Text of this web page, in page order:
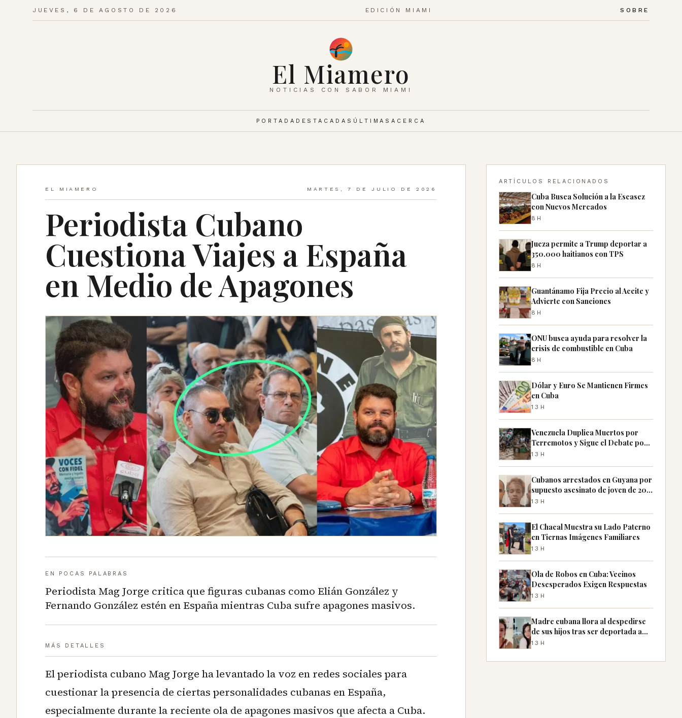
JUEVES, 6 DE AGOSTO DE 2026 EDICIÓN MIAMI SOBRE
El Miamero
NOTICIAS CON SABOR MIAMI
PORTADA DESTACADAS ÚLTIMASACERCA
EL MIAMERO MARTES, 7 DE JULIO DE 2026
Periodista Cubano
Cuestiona Viajes a España
en Medio de Apagones
EN POCAS PALABRAS
Periodista Mag Jorge critica que figuras cubanas como Elián González y
Fernando González estén en España mientras Cuba sufre apagones masivos.
MÁS DETALLES
El periodista cubano Mag Jorge ha levantado la voz en redes sociales para
cuestionar la presencia de ciertas personalidades cubanas en España,
especialmente durante la reciente ola de apagones masivos que afecta a Cuba.
ARTÍCULOS RELACIONADOS
Cuba Busca Solución a la Escasez
con Nuevos Mercados
8H
Jueza permite a Trump deportar a
350.000 haitianos con TPS
8H
Guantánamo Fija Precio al Aceite y
Advierte con Sanciones
8H
ONU busca ayuda para resolver la
crisis de combustible en Cuba
8H
Dólar y Euro Se Mantienen Firmes
en Cuba
13H
Venezuela Duplica Muertos por
Terremotos y Sigue el Debate por
Desaparecidos
13H
Cubanos arrestados en Guyana por
supuesto asesinato de joven de 20
años
13H
El Chacal Muestra su Lado Paterno
en Tiernas Imágenes Familiares
13H
Ola de Robos en Cuba: Vecinos
Desesperados Exigen Respuestas
13H
Madre cubana llora al despedirse
de sus hijos tras ser deportada a
México
13H